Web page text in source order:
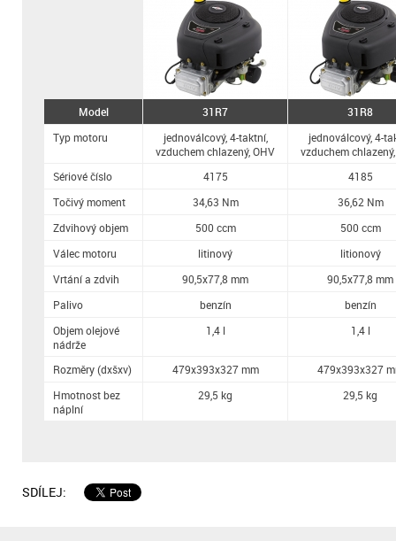
Model
Typ motoru
Sériové číslo
Točivý moment
Zdvihový objem
Válec motoru
Vrtání a zdvih
Palivo
Objem olejové
nádrže
Rozměry (dxšxv)
Hmotnost bez
náplní
31R7
31R8
jednoválcový, 4-taktní,
vzduchem chlazený, OHV
jednoválcový, 4-
vzduchem
4175
4185
34,63 Nm
36,62 Nm
500 ccm
500 ccm
litinový
litionový
90,5x77,8 mm
90,5x77,8 mm
benzín
benzín
1,4 l
1,4 l
479x393x327 mm
479x393x327
29,5 kg
29,5 kg
SDÍLEJ: